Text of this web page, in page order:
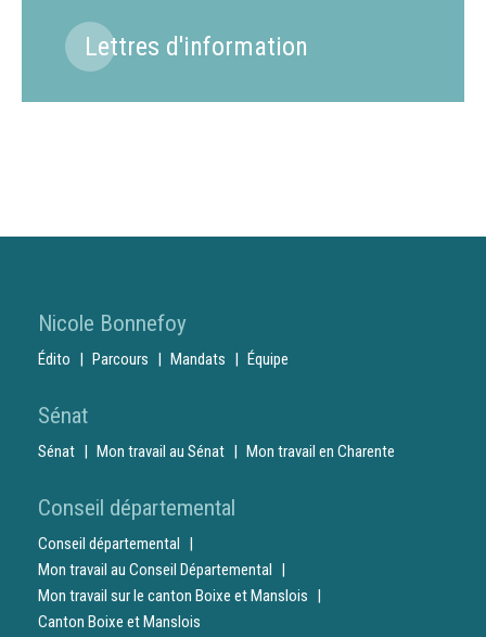
Lettres d'information
Nicole Bonnefoy
Édito Parcours Mandats Équipe
Sénat
Sénat Mon travail au Sénat Mon travail en Charente
Conseil départemental
Conseil départemental
Mon travail au Conseil Départemental
Mon travail sur le canton Boixe et Manslois
Canton Boixe et Manslois